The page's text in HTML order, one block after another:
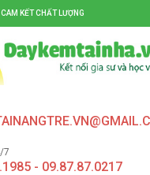
CAM KẾT CHẤT LƯỢNG
7
- 09.87.87.0217